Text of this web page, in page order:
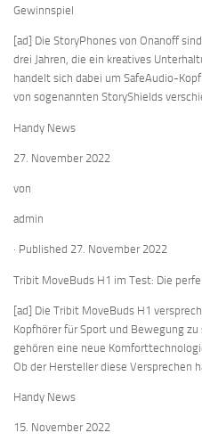
Gewinnspiel
[ad] Die StoryPhones von Onanoff
drei Jahren, die ein kreatives
handelt sich dabei um SafeAudio-
von sogenannten StoryShields
Handy News
27. November 2022
von
admin
· Published 27. November 2022
Tribit MoveBuds H1 im Test: Die
[ad] Die Tribit MoveBuds H1
Kopfhörer für Sport und Bewegung
gehören eine neue
Ob der Hersteller diese Versprechen
Handy News
15. November 2022